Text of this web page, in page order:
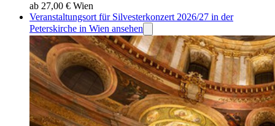
ab 27,00 € Wien
Veranstaltungsort für Silvesterkonzert 2026/27 in der
Peterskirche in Wien ansehen